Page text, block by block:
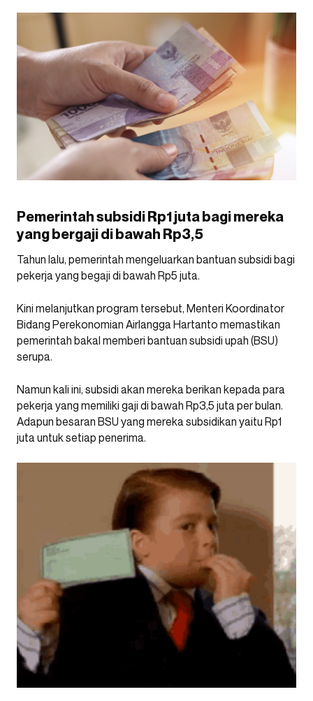
Pemerintah subsidi Rp1 juta bagi mereka
yang bergaji di bawah Rp3,5
Tahun lalu, pemerintah mengeluarkan bantuan subsidi bagi
pekerja yang begaji di bawah Rp5 juta.
Kini melanjutkan program tersebut, Menteri Koordinator
Bidang Perekonomian Airlangga Hartanto memastikan
pemerintah bakal memberi bantuan subsidi upah (BSU)
serupa.
Namun kali ini, subsidi akan mereka berikan kepada para
pekerja yang memiliki gaji di bawah Rp3,5 juta per bulan.
Adapun besaran BSU yang mereka subsidikan yaitu Rp1
juta untuk setiap penerima.